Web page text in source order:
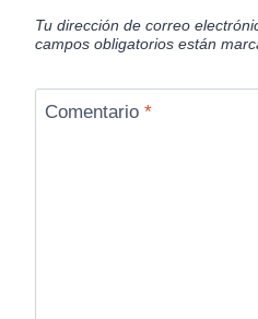
Tu dirección de correo
campos obligatorios están
Comentario *